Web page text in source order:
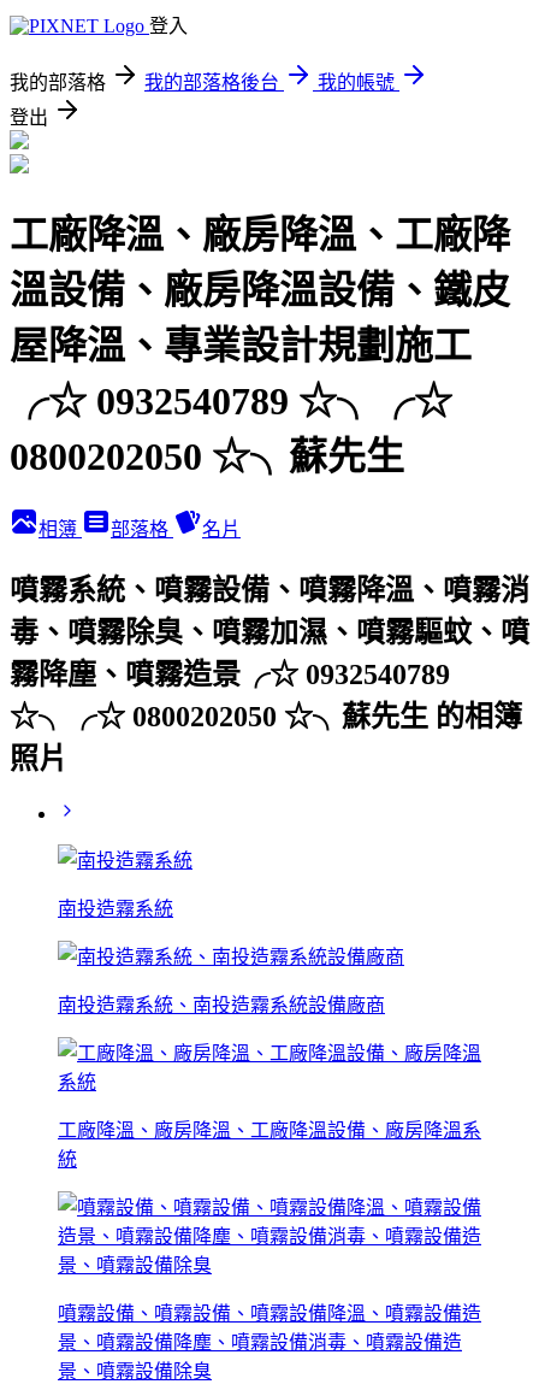
登入
我的部落格 我的部落格後台
我的帳號
登出
工廠降溫、廠房降溫、工廠降
溫設備、廠房降溫設備、鐵皮
屋降溫、專業設計規劃施工
╭☆ 0932540789 ☆╮╭☆
0800202050 ☆╮蘇先生
相簿 部落格 名片
噴霧系統、噴霧設備、噴霧降溫、噴霧消
毒、噴霧除臭、噴霧加濕、噴霧驅蚊、噴
霧降塵、噴霧造景╭☆ 0932540789
☆╮╭☆ 0800202050 ☆╮蘇先生 的相簿
照片
南投造霧系統
南投造霧系統、南投造霧系統設備廠商
工廠降溫、廠房降溫、工廠降溫設備、廠房降溫系
統
噴霧設備、噴霧設備、噴霧設備降溫、噴霧設備造
景、噴霧設備降塵、噴霧設備消毒、噴霧設備造
景、噴霧設備除臭